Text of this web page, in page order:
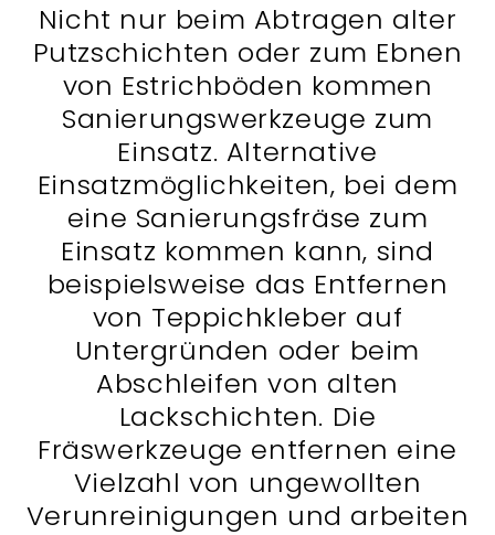
Nicht nur beim Abtragen alter
Putzschichten oder zum Ebnen
von Estrichböden kommen
Sanierungswerkzeuge zum
Einsatz. Alternative
Einsatzmöglichkeiten, bei dem
eine Sanierungsfräse zum
Einsatz kommen kann, sind
beispielsweise das Entfernen
von Teppichkleber auf
Untergründen oder beim
Abschleifen von alten
Lackschichten. Die
Fräswerkzeuge entfernen eine
Vielzahl von ungewollten
Verunreinigungen und arbeiten